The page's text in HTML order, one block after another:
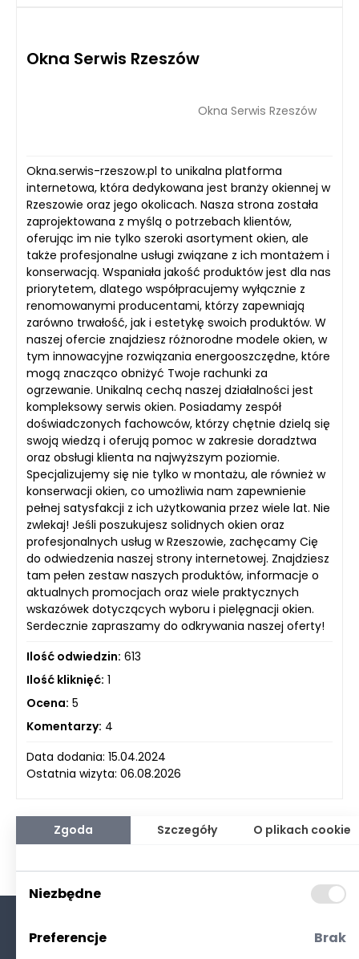
Okna Serwis Rzeszów
Okna Serwis Rzeszów
Okna.serwis-rzeszow.pl to unikalna platforma
internetowa, która dedykowana jest branży okiennej w
Rzeszowie oraz jego okolicach. Nasza strona została
zaprojektowana z myślą o potrzebach klientów,
oferując im nie tylko szeroki asortyment okien, ale
także profesjonalne usługi związane z ich montażem i
konserwacją. Wspaniała jakość produktów jest dla nas
priorytetem, dlatego współpracujemy wyłącznie z
renomowanymi producentami, którzy zapewniają
zarówno trwałość, jak i estetykę swoich produktów. W
naszej ofercie znajdziesz różnorodne modele okien, w
tym innowacyjne rozwiązania energooszczędne, które
mogą znacząco obniżyć Twoje rachunki za
ogrzewanie. Unikalną cechą naszej działalności jest
kompleksowy serwis okien. Posiadamy zespół
doświadczonych fachowców, którzy chętnie dzielą się
swoją wiedzą i oferują pomoc w zakresie doradztwa
oraz obsługi klienta na najwyższym poziomie.
Specjalizujemy się nie tylko w montażu, ale również w
konserwacji okien, co umożliwia nam zapewnienie
pełnej satysfakcji z ich użytkowania przez wiele lat. Nie
zwlekaj! Jeśli poszukujesz solidnych okien oraz
profesjonalnych usług w Rzeszowie, zachęcamy Cię
do odwiedzenia naszej strony internetowej. Znajdziesz
tam pełen zestaw naszych produktów, informacje o
aktualnych promocjach oraz wiele praktycznych
wskazówek dotyczących wyboru i pielęgnacji okien.
Serdecznie zapraszamy do odkrywania naszej oferty!
Ilość odwiedzin: 613
Ilość kliknięć: 1
Ocena: 5
Komentarzy: 4
Data dodania: 15.04.2024
Ostatnia wizyta: 06.08.2026
Zgoda Szczegóły O plikach cookie
Niezbędne
Preferencje Brak